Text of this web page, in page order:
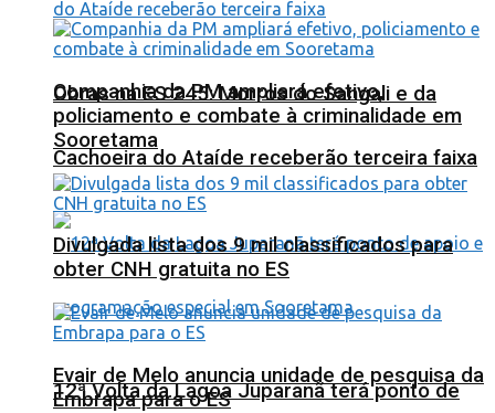
Obras na ES 245: Morros do Sangali e da
Cachoeira do Ataíde receberão terceira faixa
12ª Volta da Lagoa Juparanã terá ponto de
Companhia da PM ampliará efetivo,
policiamento e combate à criminalidade em
Sooretama
Divulgada lista dos 9 mil classificados para
obter CNH gratuita no ES
Evair de Melo anuncia unidade de pesquisa da
Embrapa para o ES